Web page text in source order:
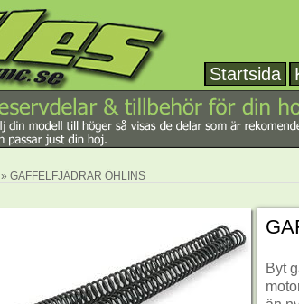
Startsida
» GAFFELFJÄDRAR ÖHLINS
Byt